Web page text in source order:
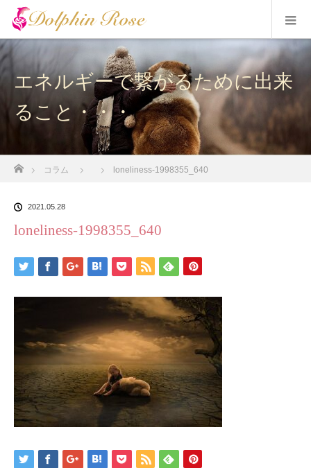
エネルギーで繋がるために出来
ること・・・
コラム loneliness-1998355_640
2021.05.28
loneliness-1998355_640